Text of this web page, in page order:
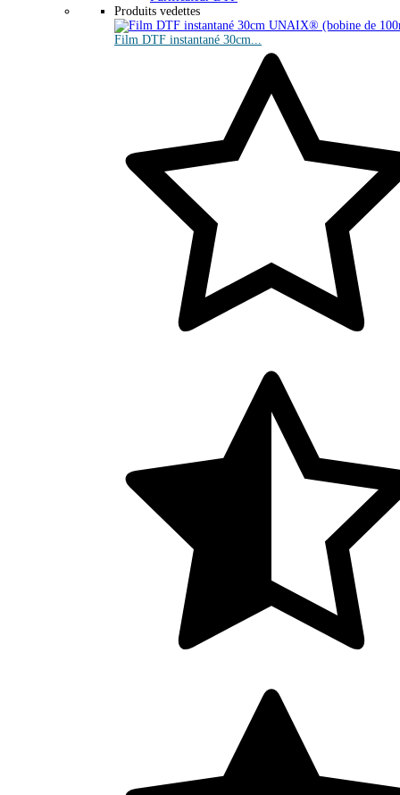
Produits vedettes
Film DTF instantané 30cm...